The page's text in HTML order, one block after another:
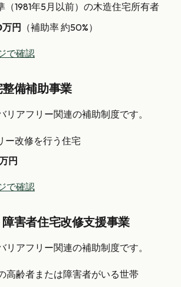
（1981年5月以前）の木造住宅所有者
万円 （補助率 約50%）
で確認
備補助事業
リアフリー関連の補助制度です。
ー改修を行う住宅
円
で確認
害者住宅改修支援事業
リアフリー関連の補助制度です。
高齢者または障害者がいる世帯